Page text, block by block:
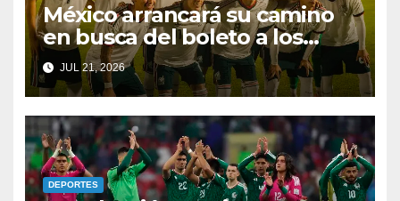
México arrancará su camino
en busca del boleto a los
Juegos Olímpicos y al
Mundial Sub-20
JUL 21, 2026
DEPORTES